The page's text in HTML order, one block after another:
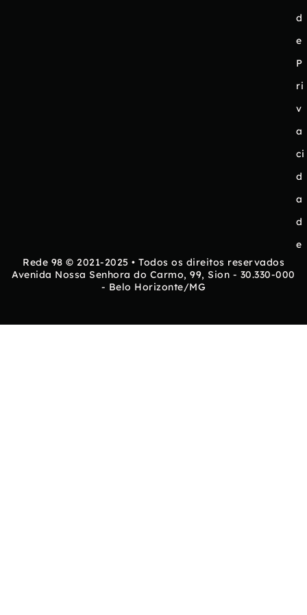
d
e
P
ri
v
a
ci
d
a
d
e
Rede 98 © 2021-2025 • Todos os direitos reservados
Avenida Nossa Senhora do Carmo, 99, Sion - 30.330-000
- Belo Horizonte/MG